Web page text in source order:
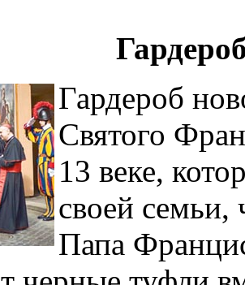
Гардероб
Святого
13 веке,
своей
Папа